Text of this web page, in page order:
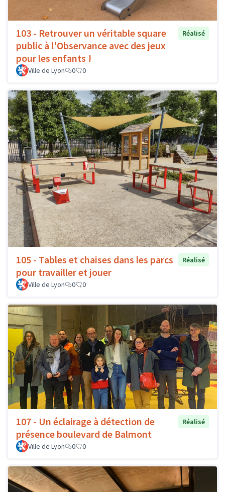
103 - Retrouver un véritable square
public à l'Observance avec des jeux
pour les enfants !
Réalisé
Ville de Lyon 0 0
105 - Tables et chaises dans les parcs
pour travailler et jouer
Réalisé
Ville de Lyon 0 0
107 - Un éclairage à détection de
présence boulevard de Balmont
Réalisé
Ville de Lyon 0 0